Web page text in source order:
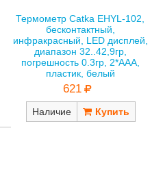
Термометр Catka EHYL-102,
бесконтактный,
инфракрасный, LED дисплей,
диапазон 32..42,9гр,
погрешность 0.3гр, 2*AAA,
пластик, белый
621
Наличие